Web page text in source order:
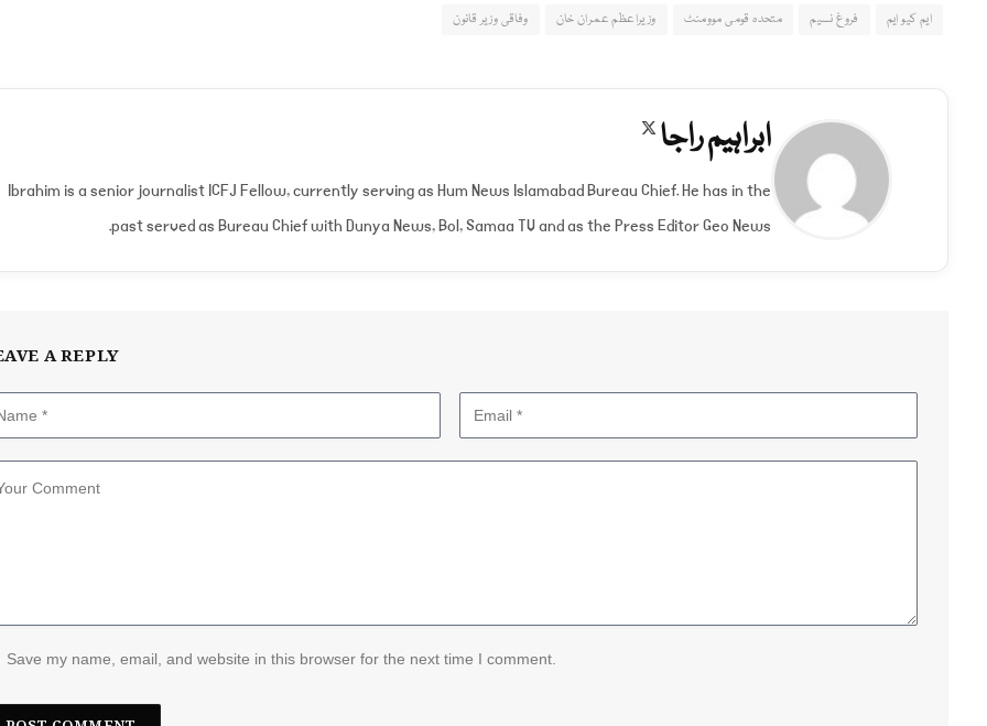
ایم کیو ایم فروغ نسیم متحدہ قومی موومنٹ وزیراعظم عمران خان وفاقی وزیر قانون
ابراہیم راجا
Ibrahim is a senior journalist ICFJ Fellow, currently serving as Hum News Islamabad Bureau Chief. He has in the
past served as Bureau Chief with Dunya News, Bol, Samaa TV and as the Press Editor Geo News.
A REPLY
Save my name, email, and website in this browser for the next time I comment.